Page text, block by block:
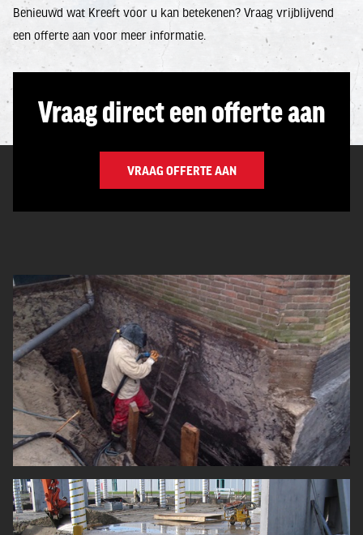
Benieuwd wat Kreeft voor u kan betekenen? Vraag vrijblijvend
een offerte aan voor meer informatie.
Vraag direct een offerte aan
VRAAG OFFERTE AAN